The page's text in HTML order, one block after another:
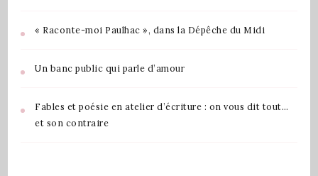
« Raconte-moi Paulhac », dans la Dépêche du Midi
Un banc public qui parle d’amour
Fables et poésie en atelier d’écriture : on vous dit tout…
et son contraire